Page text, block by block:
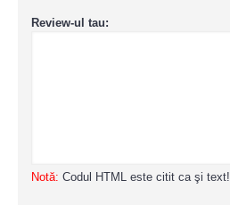
Review-ul tau:
Notă: Codul HTML este citit ca şi text!